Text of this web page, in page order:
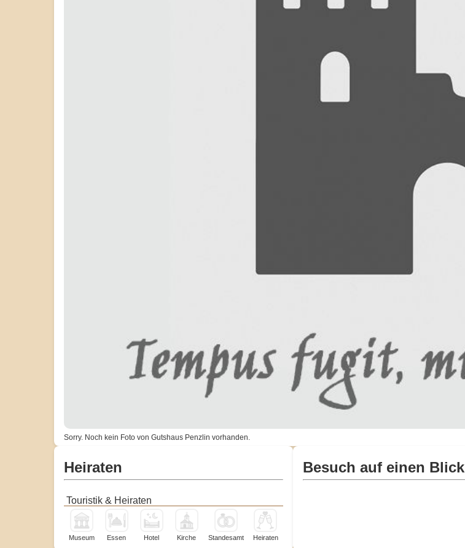
Sorry. Noch kein Foto von Gutshaus Penzlin vorhanden.
Heiraten
Touristik & Heiraten
Museum Essen Hotel Kirche Standesamt Heiraten
Besuch auf einen Blick